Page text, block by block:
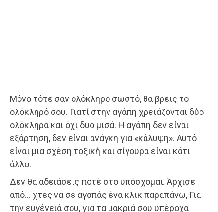
Μόνο τότε σαν ολόκληρο σωστό, θα βρεις το
ολόκληρό σου. Γιατί στην αγάπη χρειάζονται δύο
ολόκληρα και όχι δυο μισά. Η αγάπη δεν είναι
εξάρτηση, δεν είναι ανάγκη για «κάλυψη». Αυτό
είναι μια σχέση τοξική και σίγουρα είναι κάτι
άλλο.
Δεν θα αδειάσεις ποτέ στο υπόσχομαι. Άρχισε
από… χτες να σε αγαπάς ένα κλικ παραπάνω, Για
την ευγένειά σου, για τα μακριά σου υπέροχα